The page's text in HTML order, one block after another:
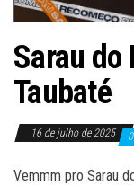
Sarau do
Taubaté
16 de julho de 2025 0
Vemmm pro Sarau